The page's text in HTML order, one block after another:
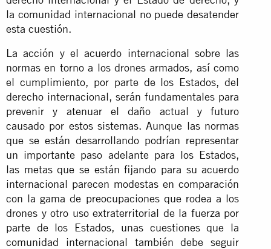
la comunidad internacional no puede desatender
esta cuestión.
La acción y el acuerdo internacional sobre las
normas en torno a los drones armados, así como
el cumplimiento, por parte de los Estados, del
derecho internacional, serán fundamentales para
prevenir y atenuar el daño actual y futuro
causado por estos sistemas. Aunque las normas
que se están desarrollando podrían representar
un importante paso adelante para los Estados,
las metas que se están fijando para su acuerdo
internacional parecen modestas en comparación
con la gama de preocupaciones que rodea a los
drones y otro uso extraterritorial de la fuerza por
parte de los Estados, unas cuestiones que la
comunidad internacional también debe seguir